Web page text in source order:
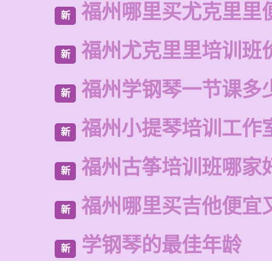
新 福州哪里买尤克里里
新 福州尤克里里培训班
新 福州学钢琴一节课多
新 福州小提琴培训工作
新 福州古筝培训班哪家
新 福州哪里买吉他便宜
新 学钢琴的最佳年龄